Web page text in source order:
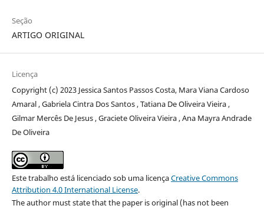
Seção
ARTIGO ORIGINAL
Licença
Copyright (c) 2023 Jessica Santos Passos Costa, Mara Viana Cardoso
Amaral , Gabriela Cintra Dos Santos , Tatiana De Oliveira Vieira ,
Gilmar Mercês De Jesus , Graciete Oliveira Vieira , Ana Mayra Andrade
De Oliveira
Este trabalho está licenciado sob uma licençaCreative Commons
Attribution 4.0 International License.
The author must state that the paper is original (has not been